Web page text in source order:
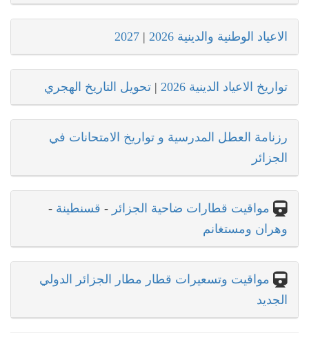
الاعياد الوطنية والدينية 2026 |
2027
تواريخ الاعياد الدينية 2026 | تحويل التاريخ الهجري
رزنامة العطل المدرسية و تواريخ الامتحانات في
الجزائر
مواقيت قطارات ضاحية الجزائر - قسنطينة -
وهران ومستغانم
مواقيت وتسعيرات قطار مطار الجزائر الدولي
الجديد